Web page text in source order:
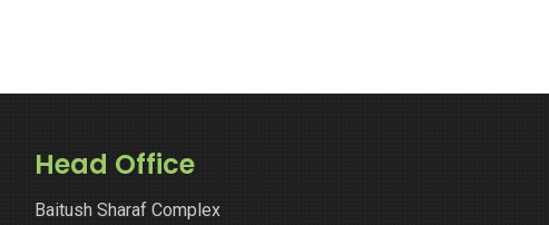
Head Office
Baitush Sharaf Complex